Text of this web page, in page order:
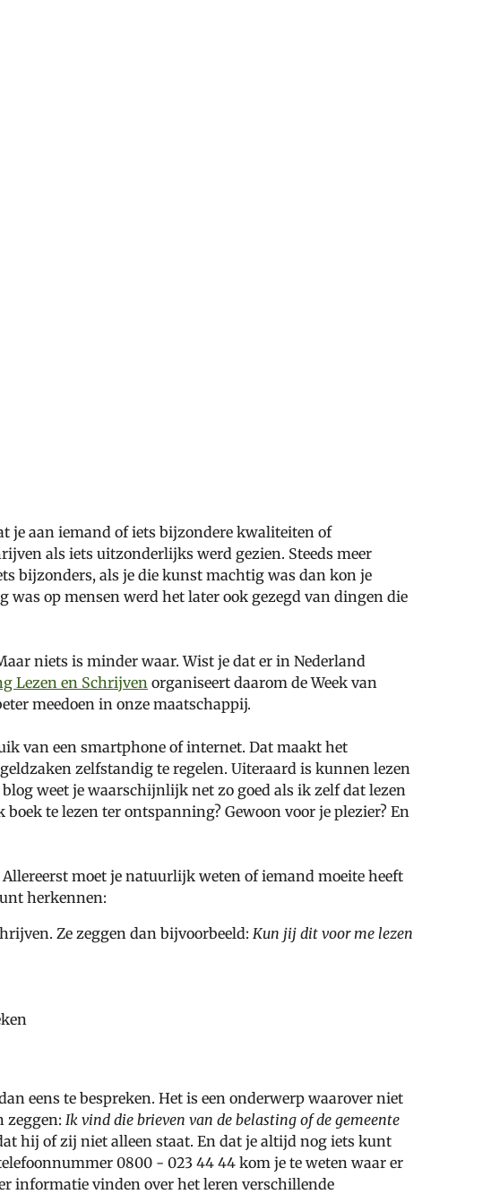
je aan iemand of iets bijzondere kwaliteiten of
als iets uitzonderlijks werd gezien. Steeds meer
bijzonders, als je die kunst machtig was dan kon je
was op mensen werd het later ook gezegd van dingen die
niets is minder waar. Wist je dat er in Nederland
Lezen en Schrijven organiseert daarom de Week van
meedoen in onze maatschappij.
van een smartphone of internet. Dat maakt het
zelfstandig te regelen. Uiteraard is kunnen lezen
weet je waarschijnlijk net zo goed als ik zelf dat lezen
te lezen ter ontspanning? Gewoon voor je plezier? En
moet je natuurlijk weten of iemand moeite heeft
herkennen:
Ze zeggen dan bijvoorbeeld: Kun jij dit voor me lezen
eens te bespreken. Het is een onderwerp waarover niet
zeggen: Ik vind die brieven van de belasting of de gemeente
hij of zij niet alleen staat. En dat je altijd nog iets kunt
0800 - 023 44 44 kom je te weten waar er
informatie vinden over het leren verschillende